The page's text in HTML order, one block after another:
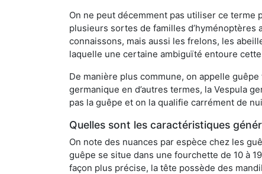
On ne peut décemment pas utiliser ce terme
plusieurs sortes de familles
connaissons, mais aussi les frelons, les
laquelle une certaine ambiguïté entoure
De manière plus commune, on appelle
germanique en d’autres termes, la Vespula
pas la guêpe et on la qualifie carrément de
Quelles sont les caractéristiques
On note des nuances par espèce chez les
guêpe se situe dans une fourchette de 10 à
façon plus précise, la tête possède des